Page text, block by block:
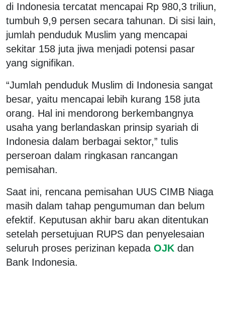
di Indonesia tercatat mencapai Rp 980,3 triliun,
tumbuh 9,9 persen secara tahunan. Di sisi lain,
jumlah penduduk Muslim yang mencapai
sekitar 158 juta jiwa menjadi potensi pasar
yang signifikan.
“Jumlah penduduk Muslim di Indonesia sangat
besar, yaitu mencapai lebih kurang 158 juta
orang. Hal ini mendorong berkembangnya
usaha yang berlandaskan prinsip syariah di
Indonesia dalam berbagai sektor,” tulis
perseroan dalam ringkasan rancangan
pemisahan.
Saat ini, rencana pemisahan UUS CIMB Niaga
masih dalam tahap pengumuman dan belum
efektif. Keputusan akhir baru akan ditentukan
setelah persetujuan RUPS dan penyelesaian
seluruh proses perizinan kepada OJK dan
Bank Indonesia.